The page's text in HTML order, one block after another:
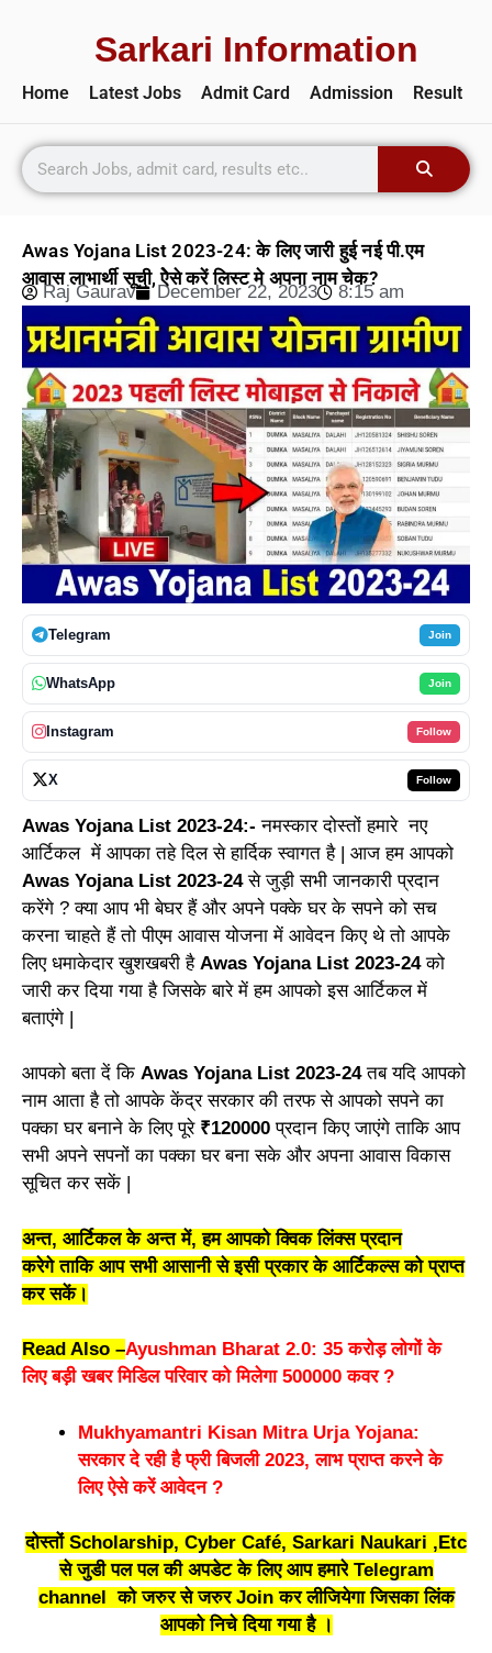
Sarkari Information
Home Latest Jobs Admit Card Admission Result
Awas Yojana List 2023-24: के लिए जारी हुई नई पी.एम
आवास लाभार्थी सूची, ऐेसे करें लिस्ट मे अपना नाम चेक?
Raj Gaurav December 22, 2023 8:15 am
Telegram Join
WhatsApp Join
Instagram Follow
X Follow
Awas Yojana List 2023-24:- नमस्कार दोस्तों हमारे नए
आर्टिकल में आपका तहे दिल से हार्दिक स्वागत है | आज हम आपको
Awas Yojana List 2023-24 से जुड़ी सभी जानकारी प्रदान
करेंगे ? क्या आप भी बेघर हैं और अपने पक्के घर के सपने को सच
करना चाहते हैं तो पीएम आवास योजना में आवेदन किए थे तो आपके
लिए धमाकेदार खुशखबरी है Awas Yojana List 2023-24को
जारी कर दिया गया है जिसके बारे में हम आपको इस आर्टिकल में
बताएंगे |
आपको बता दें कि Awas Yojana List 2023-24 तब यदि आपको
नाम आता है तो आपके केंद्र सरकार की तरफ से आपको सपने का
पक्का घर बनाने के लिए पूरे ₹120000 प्रदान किए जाएंगे ताकि आप
सभी अपने सपनों का पक्का घर बना सके और अपना आवास विकास
सूचित कर सकें |
अन्त, आर्टिकलकेअन्त में, हम आपको क्विक लिंक्स प्रदान
करेगेताकि आप सभी आसानी से इसी प्रकारकेआर्टिकल्स को प्राप्त
कर सकें।
Read Also –Ayushman Bharat 2.0: 35 करोड़ लोगों के
लिए बड़ी खबर मिडिल परिवार को मिलेगा 500000 कवर ?
Mukhyamantri Kisan Mitra Urja Yojana:
सरकार दे रही है फ्री बिजली 2023, लाभ प्राप्त करने के
लिए ऐसे करें आवेदन ?
दोस्तों Scholarship, Cyber Café, Sarkari Naukari ,Etc
से जुडी पल पल की अपडेट के लिए आप हमारेTelegram
channel
को जरुर से जरुर Join कर लीजियेगा जिसका लिंक
आपको निचे दिया गया है ।